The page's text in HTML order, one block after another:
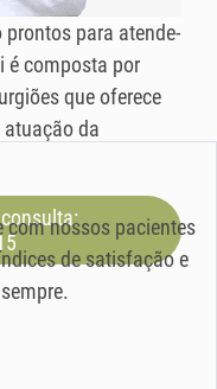
prontos para atende-
é composta por
que oferece
da
com nossos pacientes
de satisfação e